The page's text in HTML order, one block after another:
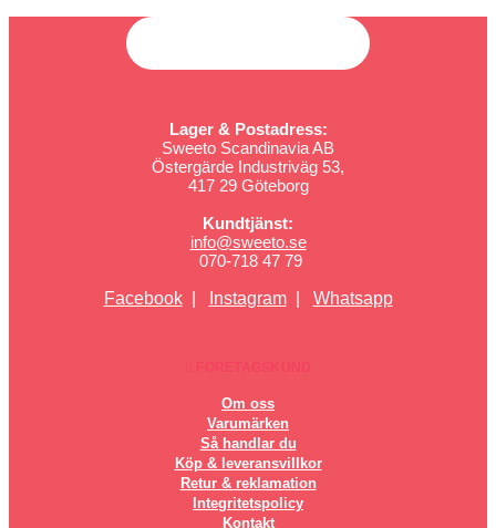
Lager & Postadress:
Sweeto Scandinavia AB
Östergärde Industriväg 53,
417 29 Göteborg
Kundtjänst:
info@sweeto.se
070-718 47 79
Facebook| Instagram| Whatsapp
Om oss
Varumärken
Så handlar du
Köp & leveransvillkor
Retur & reklamation
Integritetspolicy
Kontakt